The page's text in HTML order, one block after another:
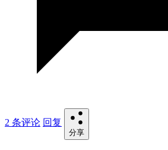
2 条评论 回复
分享